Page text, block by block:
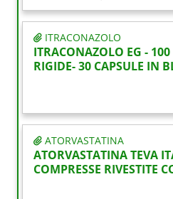
ITRACONAZOLO
ITRACONAZOLO EG - 100
RIGIDE- 30 CAPSULE IN
ATORVASTATINA
ATORVASTATINA TEVA
COMPRESSE RIVESTITE